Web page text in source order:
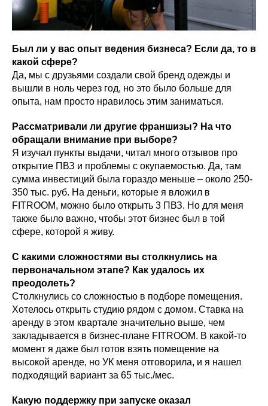
Был ли у вас опыт ведения бизнеса? Если да, то в
какой сфере?
Да, мы с друзьями создали свой бренд одежды и
вышли в ноль через год, но это было больше для
опыта, нам просто нравилось этим заниматься.
Рассматривали ли другие франшизы? На что
обращали внимание при выборе?
Я изучал пункты выдачи, читал много отзывов про
открытие ПВЗ и проблемы с окупаемостью. Да, там
сумма инвестиций была гораздо меньше – около 250-
350 тыс. руб. На деньги, которые я вложил в
FITROOM, можно было открыть 3 ПВЗ. Но для меня
также было важно, чтобы этот бизнес был в той
сфере, которой я живу.
С какими сложностями вы столкнулись на
первоначальном этапе? Как удалось их
преодолеть?
Столкнулись со сложностью в подборе помещения.
Хотелось открыть студию рядом с домом. Ставка на
аренду в этом квартале значительно выше, чем
закладывается в бизнес-плане FITROOM. В какой-то
момент я даже был готов взять помещение на
высокой аренде, но УК меня отговорила, и я нашел
подходящий вариант за 65 тыс./мес.
Какую поддержку при запуске оказал